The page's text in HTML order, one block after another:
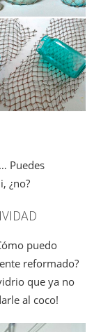
Puedes
¿no?
puedo
reformado?
que ya no
al coco!